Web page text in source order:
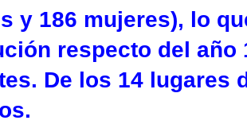
y 186 mujeres), lo
respecto del año
De los 14 lugares